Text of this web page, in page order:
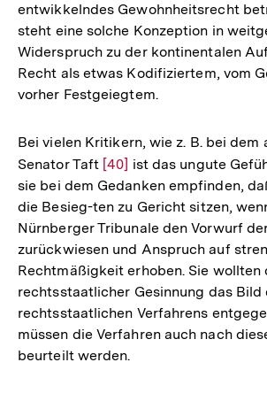
entwikkelndes Gewohnheitsrecht
steht eine solche Konzeption in
Widerspruch zu der kontinentalen
Recht als etwas Kodifiziertem, vom
vorher Festgeiegtem.
Bei vielen Kritikern, wie z. B. bei dem
Senator Taft Zur
Auflösung
der
Fußnote
[40] ist das ungute
sie bei dem Gedanken empfinden,
die Besieg-ten zu Gericht sitzen,
Nürnberger Tribunale den Vorwurf
zurückwiesen und Anspruch auf
Rechtmäßigkeit erhoben. Sie wollten
rechtsstaatlicher Gesinnung das Bild
rechtsstaatlichen Verfahrens
müssen die Verfahren auch nach
beurteilt werden.